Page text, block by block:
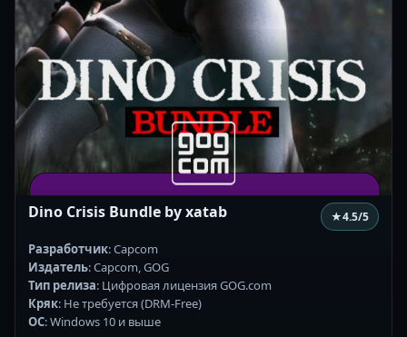
Dino Crisis Bundle by xatab ★4.5/5
Разработчик: Capcom
Издатель: Capcom, GOG
Тип релиза: Цифровая лицензия GOG.com
Кряк: Не требуется (DRM-Free)
ОС: Windows 10 и выше